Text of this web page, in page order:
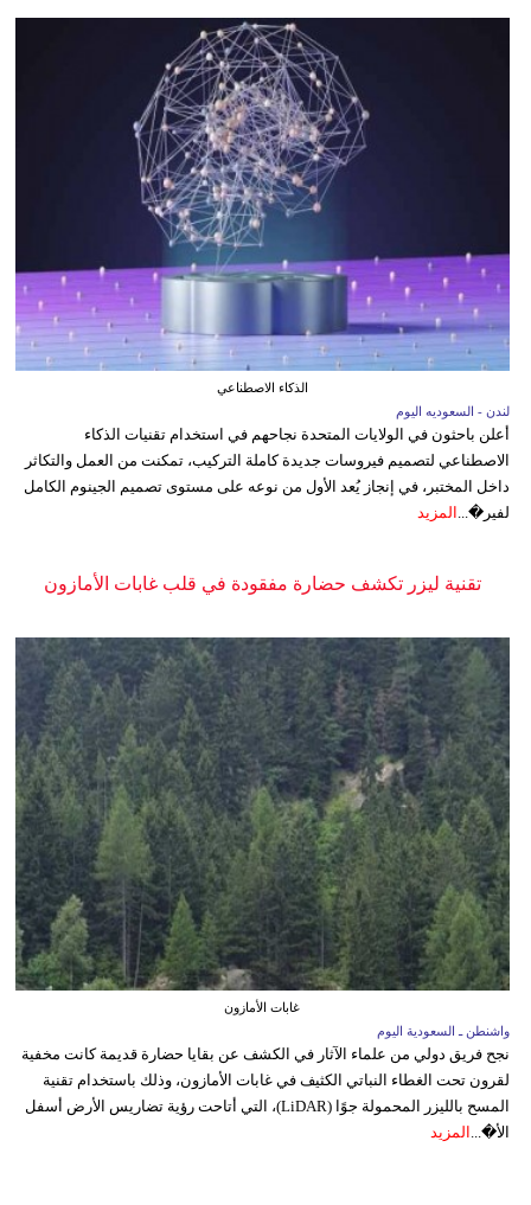
الذكاء الاصطناعي
لندن - السعوديه اليوم
أعلن باحثون في الولايات المتحدة نجاحهم في استخدام تقنيات الذكاء
الاصطناعي لتصميم فيروسات جديدة كاملة التركيب، تمكنت من العمل والتكاثر
داخل المختبر، في إنجاز يُعد الأول من نوعه على مستوى تصميم الجينوم الكامل
لفير�...
المزيد
تقنية ليزر تكشف حضارة مفقودة في قلب غابات الأمازون
غابات الأمازون
واشنطن ـ السعودية اليوم
نجح فريق دولي من علماء الآثار في الكشف عن بقايا حضارة قديمة كانت مخفية
لقرون تحت الغطاء النباتي الكثيف في غابات الأمازون، وذلك باستخدام تقنية
المسح بالليزر المحمولة جوًا (LiDAR)، التي أتاحت رؤية تضاريس الأرض أسفل
الأ�... المزيد